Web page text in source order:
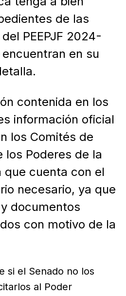
de las
PEEPJF 2024-
en su
contenida en los
información oficial
los Comités de
los Poderes de la
que cuenta con el
necesario, ya que
documentos
con motivo de la
si el Senado no los
al Poder